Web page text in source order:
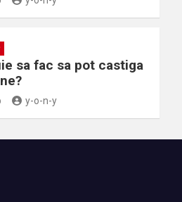
sa fac sa pot castiga
y-o-n-y